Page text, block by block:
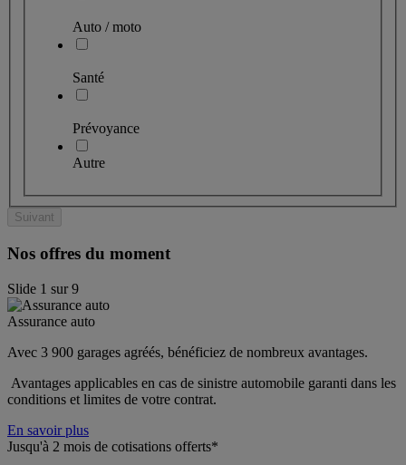
Auto / moto
Santé
Prévoyance
Autre
Suivant
Nos offres du moment
Slide 1 sur9
Assurance auto
Avec 3 900 garages agréés, bénéficiez de nombreux avantages.
Avantages applicables en cas de sinistre automobile garanti dans les
conditions et limites de votre contrat.
En savoir plus
Jusqu'à 2 mois de cotisations offerts*